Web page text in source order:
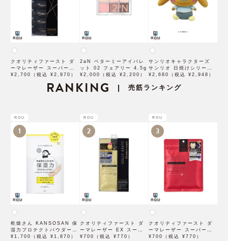
クオリティファースト ダ
ーマレーザー スーパーブ
ラックVC1ショット 28個
¥2,700（税込 ¥2,970）
2aN ベターミーアイパレ
ット 02 フェアリー 4.5g
¥2,000（税込 ¥2,200）
サンリオキャラクターズ
サンリオ 日焼けシリーズ
ぬいぐるみ シナモロール
¥2,680（税込 ¥2,948）
RANKING | 売筋ランキング
ROU
1
乾燥さん KANSOSAN 保
湿力プロテクトパウダー
10g【BCLカンパニー】
¥1,700（税込 ¥1,870）
ROU
2
クオリティファースト ダ
ーマレーザー EX スーパ
ー VC100 マスク 1枚入
¥700（税込 ¥770）
ROU
3
クオリティファースト ダ
ーマレーザー スーパーレ
チノール100マスク 7枚入
¥700（税込 ¥770）